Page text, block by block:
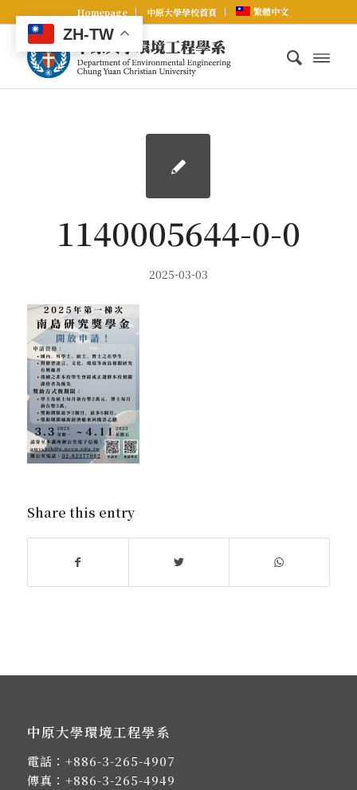
Homepage 中原大學學校首頁 繁體中文
1140005644-0-0
2025-03-03
Share this entry
中原大學環境工程學系
電話： +886-3-265-4907
傳真：+886-3-265-4949
ZH-TW